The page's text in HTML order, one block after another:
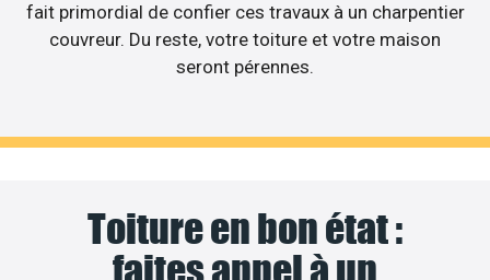
fait primordial de confier ces travaux à un charpentier
couvreur. Du reste, votre toiture et votre maison
seront pérennes.
Toiture en bon état :
faites appel à un